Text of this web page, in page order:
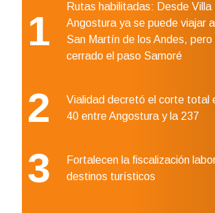
1
Rutas habilitadas: Desde Villa
Angostura ya se puede viajar
San Martín de los Andes,
cerrado el paso Samoré
2
Vialidad decretó el corte total
40 entre Angostura y la 237
3
Fortalecen la fiscalización
destinos turísticos